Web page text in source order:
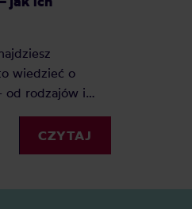
wiedzieć o
od rodzajów i
korzystać.
CZYTAJ